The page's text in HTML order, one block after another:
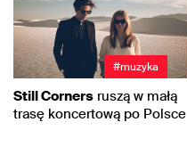
#muzyka
Still Corners ruszą w małą
trasę koncertową po Polsce